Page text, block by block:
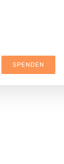
SPENDEN